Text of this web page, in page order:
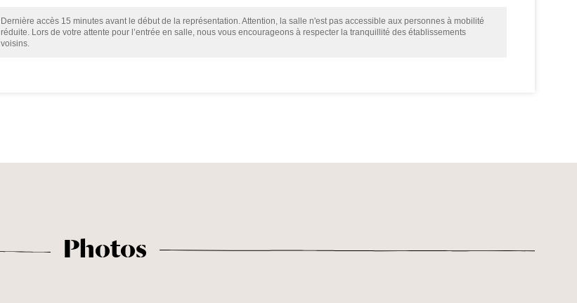
Dernière accès 15 minutes avant le début de la représentation. Attention, la salle n'est pas accessible aux personnes à mobilité
réduite. Lors de votre attente pour l’entrée en salle, nous vous encourageons à respecter la tranquillité des établissements
voisins.
Photos